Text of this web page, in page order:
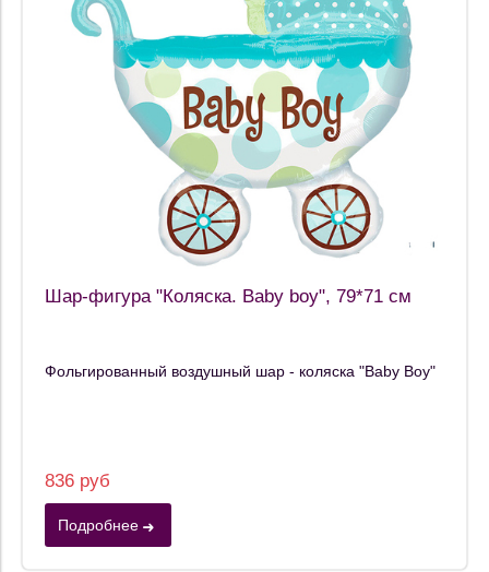
Шар-фигура "Коляска. Baby boy", 79*71 см
Фольгированный воздушный шар - коляска "Baby Boy"
836 руб
Подробнее